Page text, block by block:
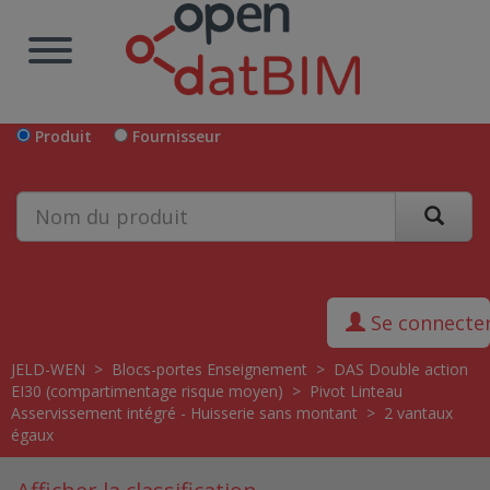
Produit Fournisseur
Se
JELD-WEN > Blocs-portes Enseignement > DAS Double action
EI30 (compartimentage risque moyen) > Pivot Linteau
Asservissement intégré - Huisserie sans montant > 2 vantaux
égaux